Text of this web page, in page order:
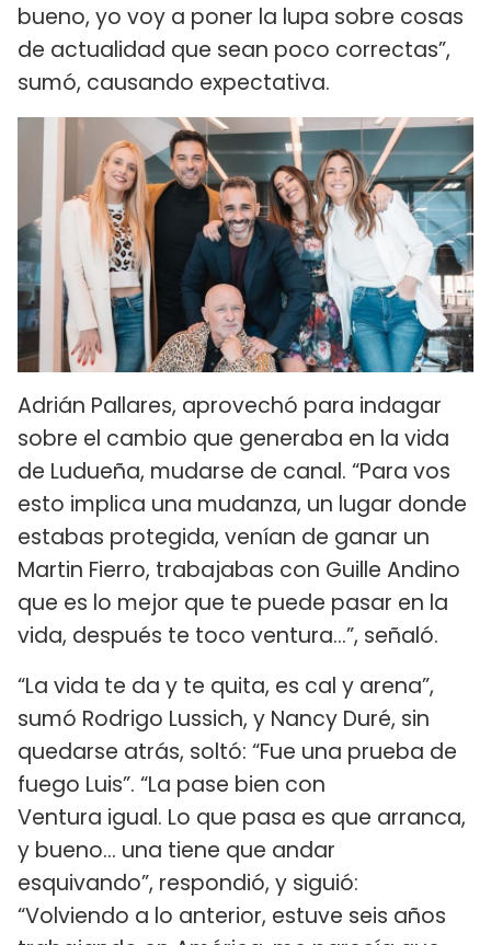
bueno, yo voy a poner la lupa sobre cosas
de actualidad que sean poco correctas”,
sumó, causando expectativa.
Adrián Pallares, aprovechó para indagar
sobre el cambio que generaba en la vida
de Ludueña, mudarse de canal. “Para vos
esto implica una mudanza, un lugar donde
estabas protegida, venían de ganar un
Martin Fierro, trabajabas con Guille Andino
que es lo mejor que te puede pasar en la
vida, después te toco ventura…”, señaló.
“La vida te da y te quita, es cal y arena”,
sumó Rodrigo Lussich, y Nancy Duré, sin
quedarse atrás, soltó: “Fue una prueba de
fuego Luis”. “La pase bien con
Ventura igual. Lo que pasa es que arranca,
y bueno… una tiene que andar
esquivando”, respondió, y siguió:
“Volviendo a lo anterior, estuve seis años